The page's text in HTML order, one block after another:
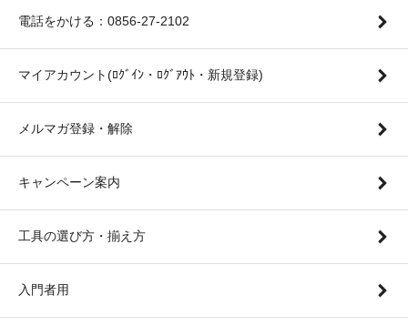
電話をかける：0856-27-2102
マイアカウント(ﾛｸﾞｲﾝ・ﾛｸﾞｱｳﾄ・新規登録)
メルマガ登録・解除
キャンペーン案内
工具の選び方・揃え方
入門者用